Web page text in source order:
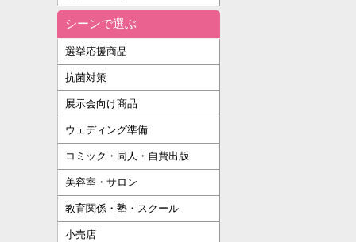
シーンで選ぶ
選挙応援商品
抗菌対策
展示会向け商品
ウェディング準備
コミック・同人・自費出版
美容室・サロン
教育関係・塾・スクール
小売店